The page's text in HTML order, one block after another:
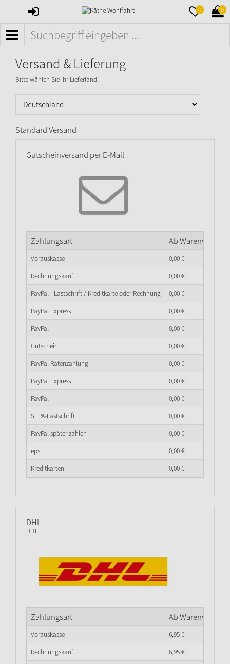
ANMELDEN 0 0
MENÜ
Versand & Lieferung
Bitte wählen Sie Ihr Lieferland.
Standard Versand
Gutscheinversand per E-Mail
Zahlungsart Ab Warenwert
Vorauskasse 0,00€
Rechnungskauf
0,00€
PayPal - Lastschrift / Kreditkarte oder Rechnung
0,00€
PayPal Express
0,00€
PayPal
0,00€
Gutschein
0,00€
PayPal Ratenzahlung
0,00€
PayPal Express
0,00€
PayPal
0,00€
SEPA-Lastschrift
0,00€
PayPal später zahlen
0,00€
eps
0,00€
Kreditkarten
0,00€
DHL
DHL
Zahlungsart Ab Warenwert
Vorauskasse 6,95€
Rechnungskauf
6,95€